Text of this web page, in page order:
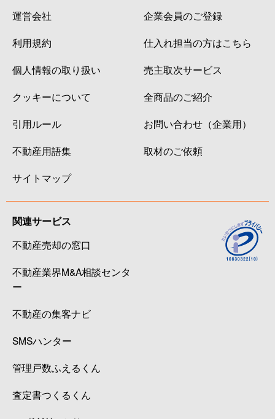
運営会社
利用規約
個人情報の取り扱い
クッキーについて
引用ルール
不動産用語集
サイトマップ
企業会員のご登録
仕入れ担当の方はこちら
売主取次サービス
全商品のご紹介
お問い合わせ（企業用）
取材のご依頼
関連サービス
不動産売却の窓口
不動産業界M&A相談センタ
ー
不動産の集客ナビ
SMSハンター
管理戸数ふえるくん
査定書つくるくん